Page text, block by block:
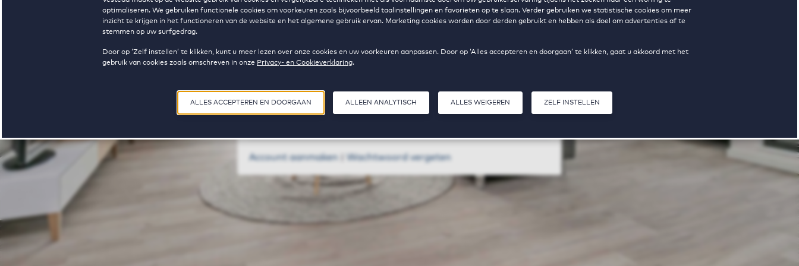
optimaliseren. We gebruiken functionele cookies om voorkeuren zoals bijvoorbeeld taalinstellingen en favorieten op te slaan. Verder gebruiken we statistische cookies om meer
inzicht te krijgen in het functioneren van de website en het algemene gebruik ervan. Marketing cookies worden door derden gebruikt en hebben als doel om advertenties af te
stemmen op uw surfgedrag.
Door op ‘Zelf instellen’ te klikken, kunt u meer lezen over onze cookies en uw voorkeuren aanpassen. Door op ‘Alles accepteren en doorgaan’ te klikken, gaat u akkoord met het
gebruik van cookies zoals omschreven in onze Privacy- en Cookieverklaring.
ALLES ACCEPTEREN EN DOORGAAN ALLEEN ANALYTISCH ALLES WEIGEREN ZELF INSTELLEN
Wachtwoord
Account aanmaken| Wachtwoord vergeten